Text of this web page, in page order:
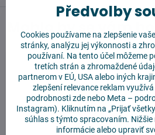
Mohlo by se vám
Předvolby
Cookies používame na zlepšenie
stránky, analýzu jej výkonnosti a
používaní. Na tento účel môžeme
tretích strán a zhromaždené
partnerom v EÚ, USA alebo iných
zlepšení relevance reklam
podrobnosti zde nebo Meta –
Instagram). Kliknutím na „Prijať
súhlas s týmto spracovaním.
informácie alebo upraviť